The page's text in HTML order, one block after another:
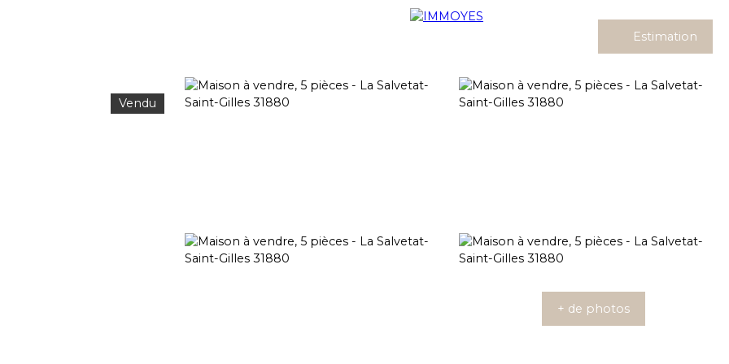
Estimation
Vendu
+ de photos